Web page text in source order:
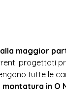
maggior
progettati
tutte le
montatura in O